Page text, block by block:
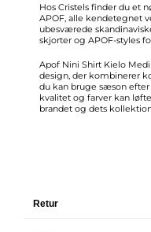
Hos Cristels finder du et
APOF, alle kendetegnet
ubesværede
skjorter og APOF-styles
Apof Nini Shirt Kielo
design, der kombinerer
du kan bruge sæson efter
kvalitet og farver kan
brandet og dets
Retur